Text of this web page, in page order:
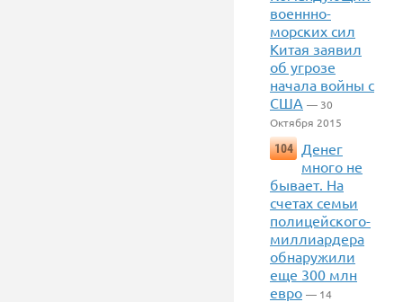
военнно-
морских сил
Китая заявил
об угрозе
начала войны с
США — 30
Октября 2015
104
Денег
много не
бывает. На
счетах семьи
полицейского-
миллиардера
обнаружили
еще 300 млн
евро — 14